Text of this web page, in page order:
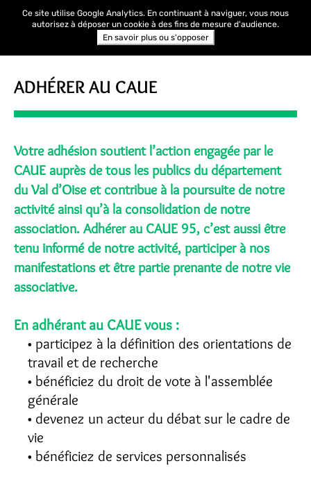
ADHÉRER AU CAUE
Votre adhésion soutient l’action engagée par le
CAUE auprès de tous les publics du département
du Val d’Oise et contribue à la poursuite de notre
activité ainsi qu’à la consolidation de notre
association. Adhérer au CAUE 95, c’est aussi être
tenu informé de notre activité, participer à nos
manifestations et être partie prenante de notre vie
associative.
En adhérant au CAUE vous :
participez à la définition des orientations de
travail et de recherche
bénéficiez du droit de vote à l'assemblée
générale
devenez un acteur du débat sur le cadre de
vie
bénéficiez de services personnalisés
Ce site utilise Google Analytics. En continuant à naviguer, vous nous
autorisez à déposer un cookie à des fins de mesure d'audience.
En savoir plus ou s'opposer